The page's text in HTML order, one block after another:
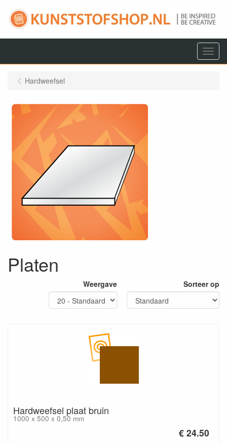
Menu
Hardweefsel
Platen
Weergave Sorteer op
Hardweefsel plaat bruin
1000 x 500 x 0,50 mm
€ 24.50